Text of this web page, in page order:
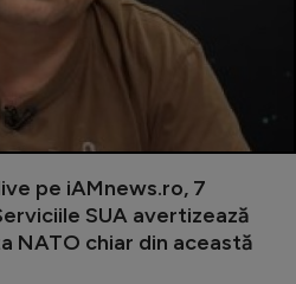
pe iAMnews.ro, 7
SUA avertizează
NATO chiar din această